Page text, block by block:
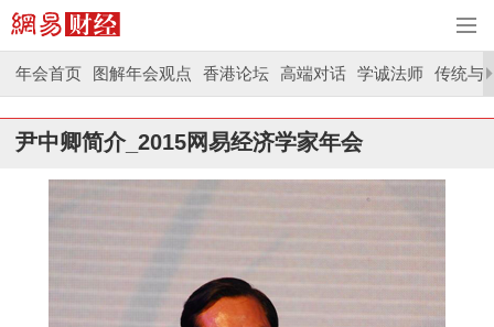
年会首页 图解年会观点 香港论坛 高端对话 学诚法师 传统与
尹中卿简介_2015网易经济学家年会